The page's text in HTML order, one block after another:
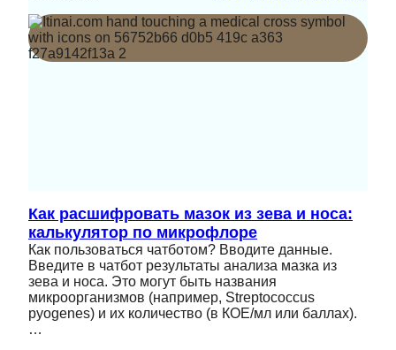
Как расшифровать мазок из зева и носа:
калькулятор по микрофлоре
Как пользоваться чатботом? Вводите данные.
Введите в чатбот результаты анализа мазка из
зева и носа. Это могут быть названия
микроорганизмов (например, Streptococcus
pyogenes) и их количество (в КОЕ/мл или баллах).
…